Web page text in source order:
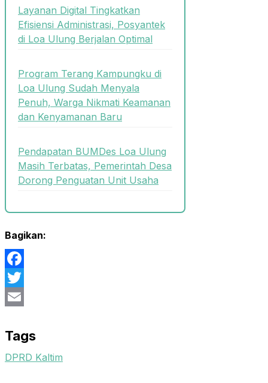
Layanan Digital Tingkatkan
Efisiensi Administrasi, Posyantek
di Loa Ulung Berjalan Optimal
Program Terang Kampungku di
Loa Ulung Sudah Menyala
Penuh, Warga Nikmati Keamanan
dan Kenyamanan Baru
Pendapatan BUMDes Loa Ulung
Masih Terbatas, Pemerintah Desa
Dorong Penguatan Unit Usaha
Bagikan:
Facebook
Twitter
Tags
DPRD Kaltim